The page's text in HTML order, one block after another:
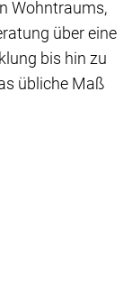
Wohntraums,
über eine
bis hin zu
übliche Maß